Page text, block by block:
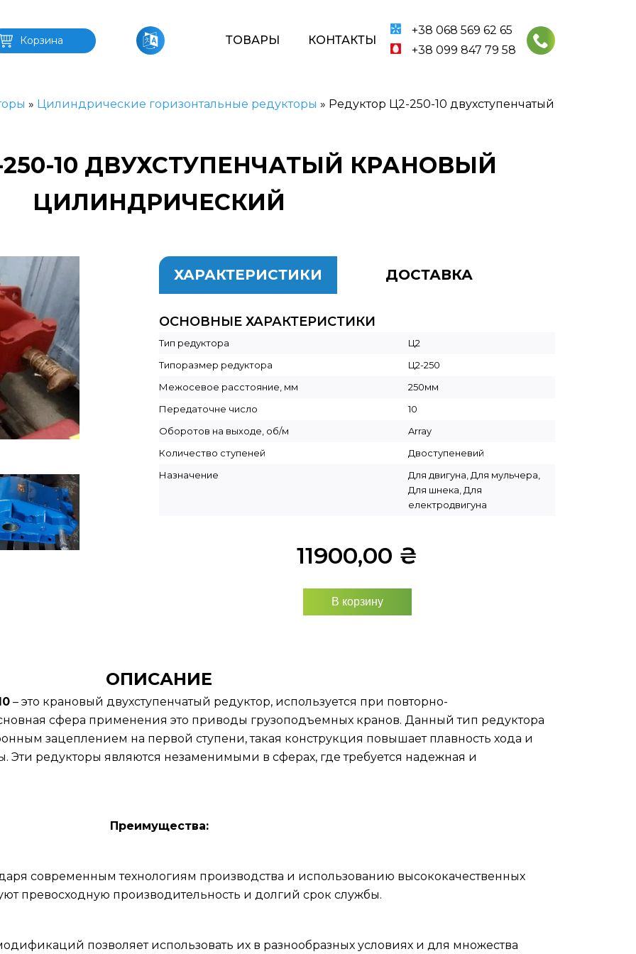
Корзина ТОВАРЫ КОНТАКТЫ
+38 068 569 62 65
+38 099 847 79 58
» Цилиндрические горизонтальные редукторы » Редуктор Ц2-250-10 двухступенчатый
10 ДВУХСТУПЕНЧАТЫЙ КРАНОВЫЙ
ЦИЛИНДРИЧЕСКИЙ
ХАРАКТЕРИСТИКИ ДОСТАВКА
ОСНОВНЫЕ ХАРАКТЕРИСТИКИ
Тип редуктора
Ц2
Типоразмер редуктора
Ц2-250
Межосевое расстояние, мм
250мм
Передаточне число
10
Оборотов на выходе, об/м
Array
Количество ступеней
Двоступеневий
Назначение
Для двигуна, Для мульчера,
Для шнека, Для
електродвигуна
11900,00 ₴
В корзину
ОПИСАНИЕ
– это крановый двухступенчатый редуктор, используется при повторно-
сфера применения это приводы грузоподъемных кранов. Данный тип редуктора
зацеплением на первой ступени, такая конструкция повышает плавность хода и
Эти редукторы являются незаменимыми в сферах, где требуется надежная и
Преимущества:
современным технологиям производства и использованию высококачественных
превосходную производительность и долгий срок службы.
позволяет использовать их в разнообразных условиях и для множества